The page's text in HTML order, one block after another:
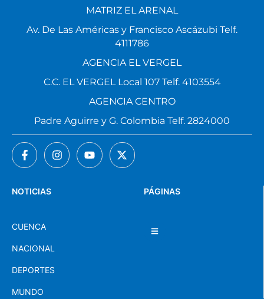
PÁGINAS
NOTICIAS
CUENCA
NACIONAL
DEPORTES
MUNDO
MATRIZ EL ARENAL
Av. De Las Américas y Francisco Ascázubi Telf.
4111786
AGENCIA EL VERGEL
C.C. EL VERGEL Local 107 Telf. 4103554
AGENCIA CENTRO
Padre Aguirre y G. Colombia Telf. 2824000